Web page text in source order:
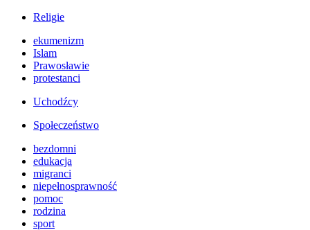
Religie
ekumenizm
Islam
Prawosławie
protestanci
Uchodźcy
Społeczeństwo
bezdomni
edukacja
migranci
niepełnosprawność
pomoc
rodzina
sport